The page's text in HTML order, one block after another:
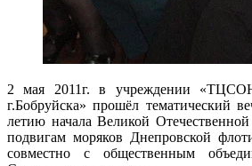
2 мая 2011г. в учреждении
г.Бобруйска» прошёл тематический
летию начала Великой
подвигам моряков Днепровской
совместно с общественным